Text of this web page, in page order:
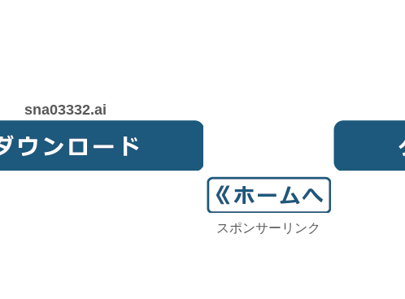
sna03332.ai
スポンサーリンク